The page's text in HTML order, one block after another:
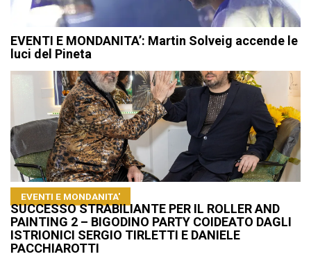
EVENTI E MONDANITA’: Martin Solveig accende le
luci del Pineta
EVENTI E MONDANITA'
SUCCESSO STRABILIANTE PER IL ROLLER AND
PAINTING 2 – BIGODINO PARTY COIDEATO DAGLI
ISTRIONICI SERGIO TIRLETTI E DANIELE
PACCHIAROTTI